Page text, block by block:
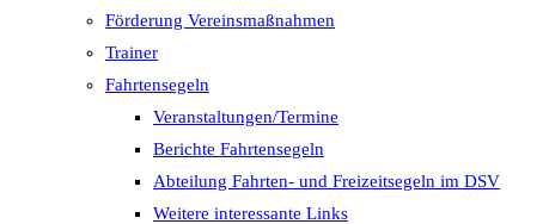
Förderung Vereinsmaßnahmen
Trainer
Fahrtensegeln
Veranstaltungen/Termine
Berichte Fahrtensegeln
Abteilung Fahrten- und Freizeitsegeln im DSV
Weitere interessante Links